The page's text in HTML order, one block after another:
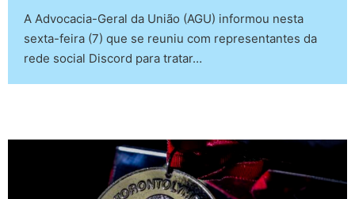
A Advocacia-Geral da União (AGU) informou nesta
sexta-feira (7) que se reuniu com representantes da
rede social Discord para tratar…